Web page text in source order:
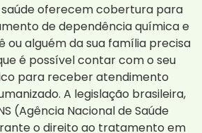
saúde oferecem cobertura para
de dependência química e
ou alguém da sua família precisa
é possível contar com o seu
para receber atendimento
A legislação brasileira,
(Agência Nacional de Saúde
o direito ao tratamento em